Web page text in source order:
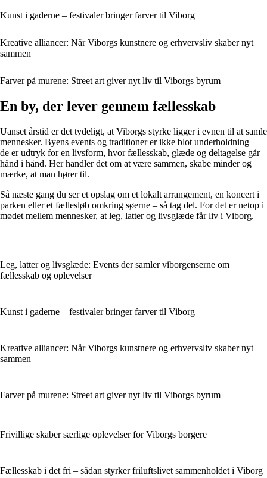
Kunst i gaderne – festivaler bringer farver til Viborg
Kreative alliancer: Når Viborgs kunstnere og erhvervsliv skaber nyt
sammen
Farver på murene: Street art giver nyt liv til Viborgs byrum
En by, der lever gennem fællesskab
Uanset årstid er det tydeligt, at Viborgs styrke ligger i evnen til at samle
mennesker. Byens events og traditioner er ikke blot underholdning –
de er udtryk for en livsform, hvor fællesskab, glæde og deltagelse går
hånd i hånd. Her handler det om at være sammen, skabe minder og
mærke, at man hører til.
Så næste gang du ser et opslag om et lokalt arrangement, en koncert i
parken eller et fællesløb omkring søerne – så tag del. For det er netop i
mødet mellem mennesker, at leg, latter og livsglæde får liv i Viborg.
Leg, latter og livsglæde: Events der samler viborgenserne om
fællesskab og oplevelser
Kunst i gaderne – festivaler bringer farver til Viborg
Kreative alliancer: Når Viborgs kunstnere og erhvervsliv skaber nyt
sammen
Farver på murene: Street art giver nyt liv til Viborgs byrum
Frivillige skaber særlige oplevelser for Viborgs borgere
Fællesskab i det fri – sådan styrker friluftslivet sammenholdet i Viborg